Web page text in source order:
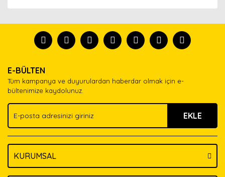
tanısın.
formunu kullanarak tarafımıza iletebilirsiniz.
Görüş ve önerileriniz için teşekkür ederiz.
Ürün açıklamasında eksik bilgiler bulunuyor.
Ürün bilgilerinde hatalar bulunuyor.
Ürün fiyatı diğer sitelerden daha pahalı.
Bu ürüne benzer farklı alternatifler olmalı.
E-BÜLTEN
Tüm kampanya ve duyurulardan haberdar olmak için e-
bültenimize kaydolunuz.
EKLE
KURUMSAL